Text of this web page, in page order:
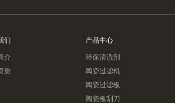
们
介
质
产品中心
环保清洗剂
陶瓷过滤机
陶瓷过滤板
陶瓷板刮刀